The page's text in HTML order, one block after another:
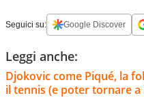
Seguici su: Google Discover
Leggi anche:
Djokovic come Piqué, la
il tennis (e poter tornare